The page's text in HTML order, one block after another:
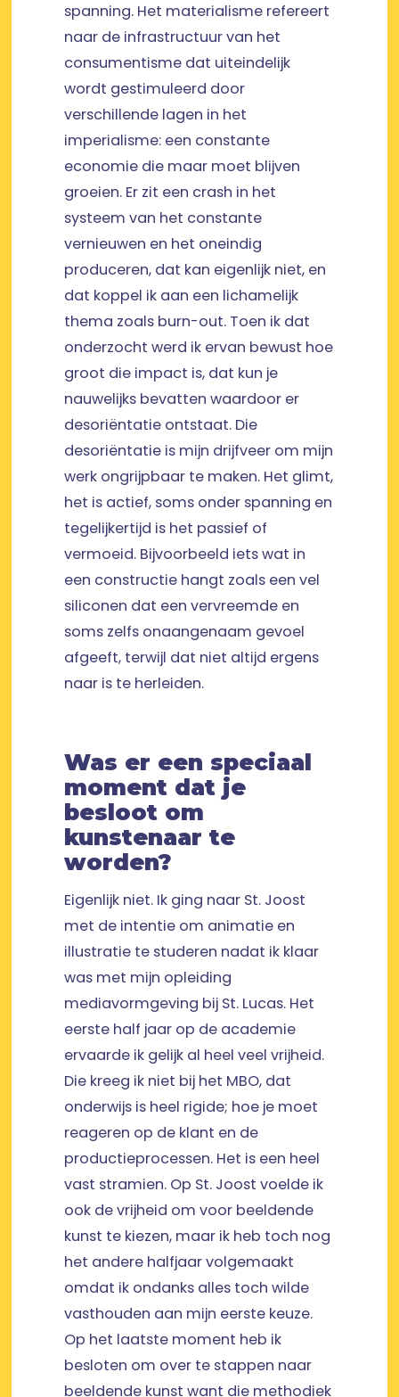
spanning. Het materialisme refereert
naar de infrastructuur van het
consumentisme dat uiteindelijk
wordt gestimuleerd door
verschillende lagen in het
imperialisme: een constante
economie die maar moet blijven
groeien. Er zit een crash in het
systeem van het constante
vernieuwen en het oneindig
produceren, dat kan eigenlijk niet, en
dat koppel ik aan een lichamelijk
thema zoals burn-out. Toen ik dat
onderzocht werd ik ervan bewust hoe
groot die impact is, dat kun je
nauwelijks bevatten waardoor er
desoriëntatie ontstaat. Die
desoriëntatie is mijn drijfveer om mijn
werk ongrijpbaar te maken. Het glimt,
het is actief, soms onder spanning en
tegelijkertijd is het passief of
vermoeid. Bijvoorbeeld iets wat in
een constructie hangt zoals een vel
siliconen dat een vervreemde en
soms zelfs onaangenaam gevoel
afgeeft, terwijl dat niet altijd ergens
naar is te herleiden.
Was er een speciaal
moment dat je
besloot om
kunstenaar te
worden?
Eigenlijk niet. Ik ging naar St. Joost
met de intentie om animatie en
illustratie te studeren nadat ik klaar
was met mijn opleiding
mediavormgeving bij St. Lucas. Het
eerste half jaar op de academie
ervaarde ik gelijk al heel veel vrijheid.
Die kreeg ik niet bij het MBO, dat
onderwijs is heel rigide; hoe je moet
reageren op de klant en de
productieprocessen. Het is een heel
vast stramien. Op St. Joost voelde ik
ook de vrijheid om voor beeldende
kunst te kiezen, maar ik heb toch nog
het andere halfjaar volgemaakt
omdat ik ondanks alles toch wilde
vasthouden aan mijn eerste keuze.
Op het laatste moment heb ik
besloten om over te stappen naar
beeldende kunst want die methodiek